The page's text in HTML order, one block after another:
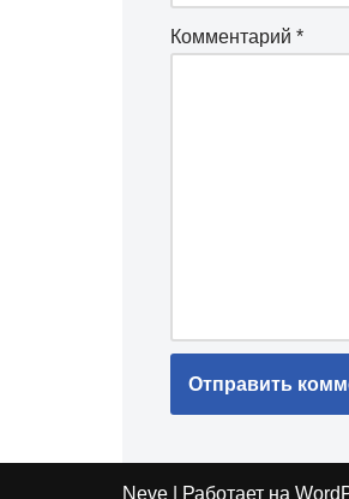
Комментарий *
Neve | Работает на